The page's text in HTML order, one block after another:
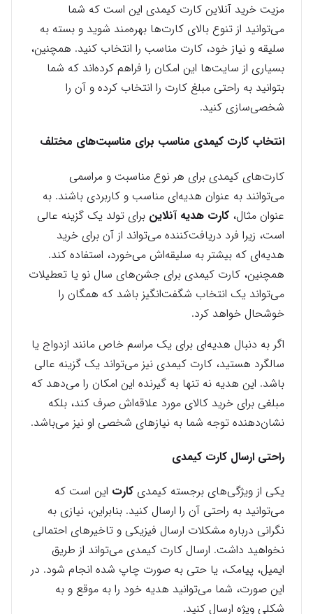
مزیت خرید آنلاین کارت کیمدی این است که شما
می‌توانید از تنوع بالای کارت‌ها بهره‌مند شوید و بسته به
سلیقه و نیاز خود، کارت مناسب را انتخاب کنید. همچنین،
بسیاری از سایت‌ها این امکان را فراهم کرده‌اند که شما
بتوانید به راحتی مبلغ کارت را انتخاب کرده و آن را
شخصی‌سازی کنید.
انتخاب کارت کیمدی مناسب برای مناسبت‌های مختلف
کارت‌های کیمدی برای هر نوع مناسبت و مراسمی
می‌توانند به عنوان هدیه‌ای مناسب و کاربردی باشند. به
عنوان مثال، کارت هدیه آنلاین برای تولد یک گزینه عالی
است، زیرا فرد دریافت‌کننده می‌تواند از آن برای خرید
هدیه‌ای که بیشتر به سلیقه‌اش می‌خورد، استفاده کند.
همچنین، کارت کیمدی برای جشن‌های سال نو یا تعطیلات
می‌تواند یک انتخاب شگفت‌انگیز باشد که همگان را
خوشحال خواهد کرد.
اگر به دنبال هدیه‌ای برای یک مراسم خاص مانند ازدواج یا
سالگرد هستید، کارت کیمدی نیز می‌تواند یک گزینه عالی
باشد. این هدیه نه تنها به گیرنده این امکان را می‌دهد که
مبلغی برای خرید کالای مورد علاقه‌اش صرف کند، بلکه
نشان‌دهنده توجه شما به نیازهای شخصی او نیز می‌باشد.
راحتی ارسال کارت کیمدی
یکی از ویژگی‌های برجسته کیمدی کارت این است که
می‌توانید به راحتی آن را ارسال کنید. بنابراین، نیازی به
نگرانی درباره مشکلات ارسال فیزیکی و تاخیرهای احتمالی
نخواهید داشت. ارسال کارت کیمدی می‌تواند از طریق
ایمیل، پیامک، یا حتی به صورت چاپ شده انجام شود. در
این صورت، شما می‌توانید هدیه خود را به موقع و به
شکلی ویژه ارسال کنید.